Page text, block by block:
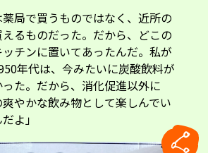
薬局で買うものではなく、近所の
るものだった。だから、どこの
チンに置いてあったんだ。私が
年代は、今みたいに炭酸飲料が
た。だから、消化促進以外に
やかな飲み物として楽しんでい
よ」